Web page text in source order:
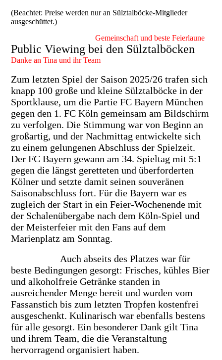
(Beachtet: Preise werden nur an Sülztalböcke-Mitglieder
ausgeschüttet.)
Gemeinschaft und beste Feierlaune
Public Viewing bei den Sülztalböcken
Danke an Tina und ihr Team
Zum letzten Spiel der Saison 2025/26 trafen sich
knapp 100 große und kleine Sülztalböcke in der
Sportklause, um die Partie FC Bayern München
gegen den 1. FC Köln gemeinsam am Bildschirm
zu verfolgen. Die Stimmung war von Beginn an
großartig, und der Nachmittag entwickelte sich
zu einem gelungenen Abschluss der Spielzeit.
Der FC Bayern gewann am 34. Spieltag mit 5:1
gegen die längst geretteten und überforderten
Kölner und setzte damit seinen souveränen
Saisonabschluss fort. Für die Bayern war es
zugleich der Start in ein Feier-Wochenende mit
der Schalenübergabe nach dem Köln-Spiel und
der Meisterfeier mit den Fans auf dem
Marienplatz am Sonntag.
Auch abseits des Platzes war für
beste Bedingungen gesorgt: Frisches, kühles Bier
und alkoholfreie Getränke standen in
ausreichender Menge bereit und wurden vom
Fassanstich bis zum letzten Tropfen kostenfrei
ausgeschenkt. Kulinarisch war ebenfalls bestens
für alle gesorgt. Ein besonderer Dank gilt Tina
und ihrem Team, die die Veranstaltung
hervorragend organisiert haben.